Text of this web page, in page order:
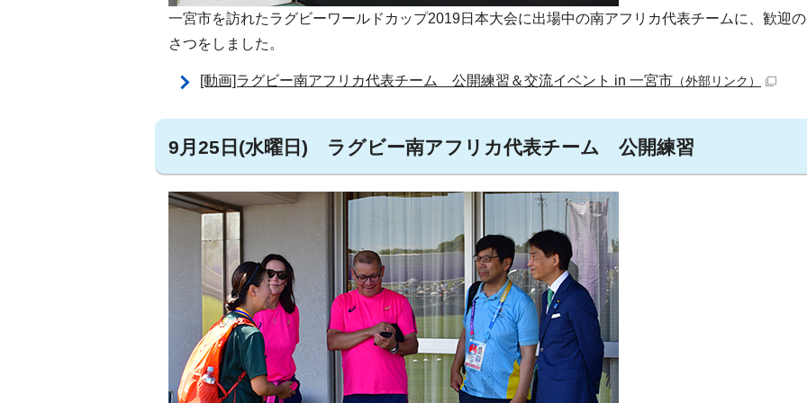
一宮市を訪れたラグビーワールドカップ2019日本大会に出場中の南アフリカ代表チームに、歓迎
さつをしました。
[動画]ラグビー南アフリカ代表チーム 公開練習＆交流イベント in 一宮市 （外部リンク）
9月25日(水曜日) ラグビー南アフリカ代表チーム 公開練習